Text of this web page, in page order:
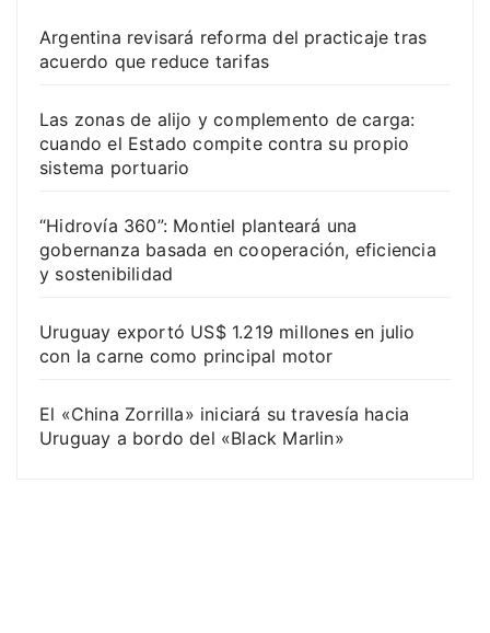
Argentina revisará reforma del practicaje tras
acuerdo que reduce tarifas
Las zonas de alijo y complemento de carga:
cuando el Estado compite contra su propio
sistema portuario
“Hidrovía 360”: Montiel planteará una
gobernanza basada en cooperación, eficiencia
y sostenibilidad
Uruguay exportó US$ 1.219 millones en julio
con la carne como principal motor
El «China Zorrilla» iniciará su travesía hacia
Uruguay a bordo del «Black Marlin»